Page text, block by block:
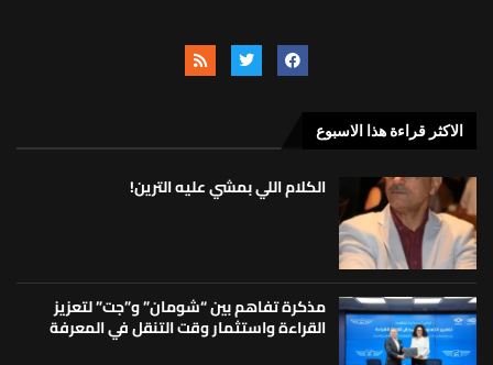
الاكثر قراءة هذا الاسبوع
الكلام اللي بمشي عليه الترين!
مذكرة تفاهم بين “شومان” و”جت” لتعزيز
القراءة واستثمار وقت التنقل في المعرفة